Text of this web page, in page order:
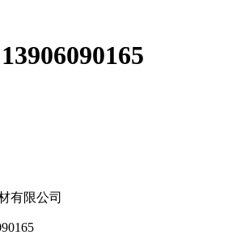
13906090165
有限公司